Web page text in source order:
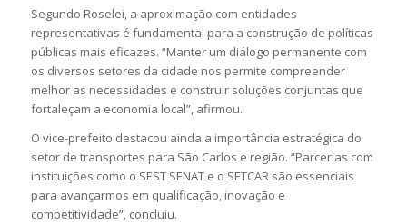
Segundo Roselei, a aproximação com entidades
representativas é fundamental para a construção de políticas
públicas mais eficazes. “Manter um diálogo permanente com
os diversos setores da cidade nos permite compreender
melhor as necessidades e construir soluções conjuntas que
fortaleçam a economia local”, afirmou.
O vice-prefeito destacou ainda a importância estratégica do
setor de transportes para São Carlos e região. “Parcerias com
instituições como o SEST SENAT e o SETCAR são essenciais
para avançarmos em qualificação, inovação e
competitividade”, concluiu.